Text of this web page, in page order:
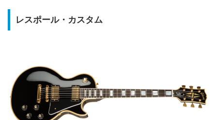
レスポール・カスタム